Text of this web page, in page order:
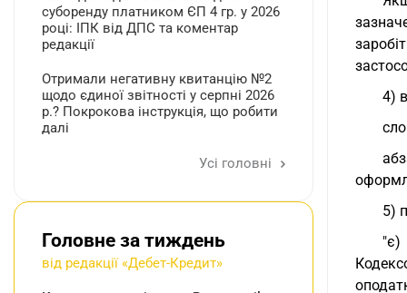
4)
5)
"є)
суборенду платником ЄП 4 гр. у 2026
році: ІПК від ДПС та коментар
редакції
Отримали негативну квитанцію №2
щодо єдиної звітності у серпні 2026
р.? Покрокова інструкція, що робити
далі
Усі головні
Головне за тиждень
від редакції «Дебет-Кредит»